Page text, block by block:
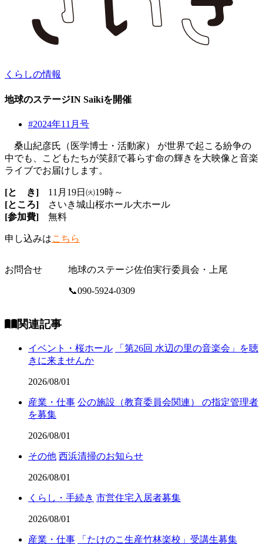
くらしの情報
地球のステージIN Saikiを開催
#2024年11月号
桑山紀彦氏（医学博士・活動家） が世界で起こる紛争の
中でも、こどもたちが笑顔で暮らす命の輝きを大映像と音楽
ライブでお届けします。
[と き] 11月19日㈫19時～
[ところ]
さいき城山桜ホール大ホール
[参加費] 無料
申し込みはこちら
お問合せ 地球のステージ佐伯実行委員会・上尾
📞090-5924-0309
関連記事
イベント・桜ホール
「第26回 水辺の里の音楽会」を聴
きに来ませんか
2026/08/01
産業・仕事 公の施設（教育委員会関連） の指定管理者
を募集
2026/08/01
その他 西浜清掃のお知らせ
2026/08/01
くらし・手続き 市営住宅入居者募集
2026/08/01
産業・仕事 「たけのこ生産竹林楽校」受講生募集